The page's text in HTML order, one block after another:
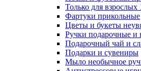
Только для взрослых
Фартуки прикольные
Цветы и букеты
Ручки подарочные и
Подарочный чай и
Подарки и сувениры
Мыло необычное